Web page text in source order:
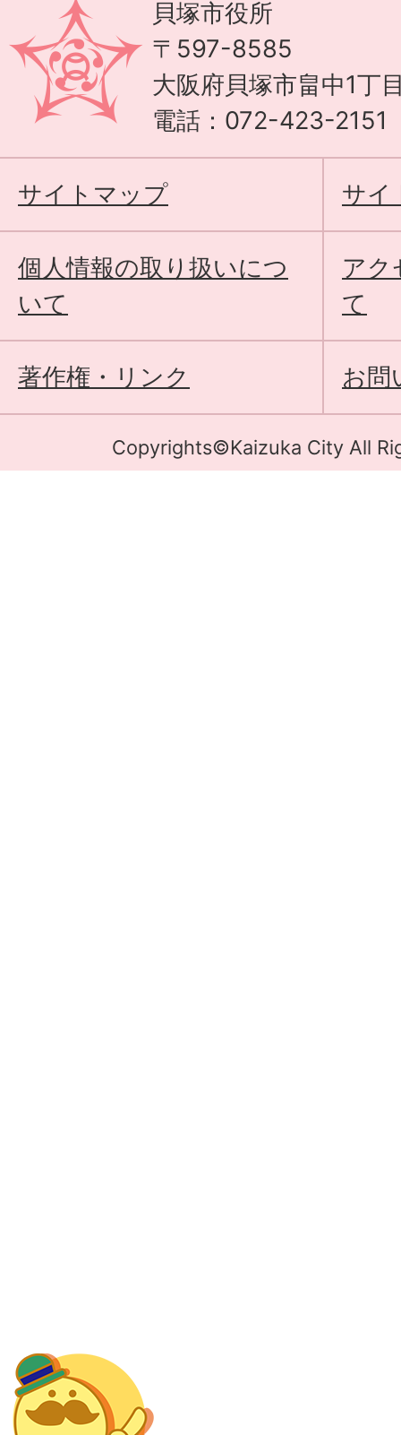
貝塚市役所
〒597-8585
大阪府貝塚市畠中1丁
電話：072-423-2151
サイトマップ サイ
個人情報の取り扱いにつ
いて
アク
て
著作権・リンク お問
Copyrights©Kaizuka City All